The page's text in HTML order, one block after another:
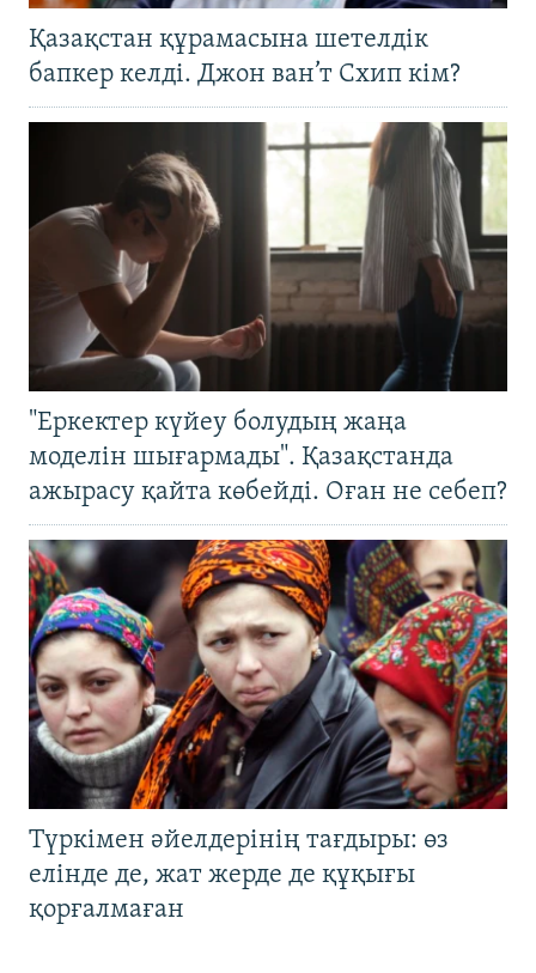
Қазақстан құрамасына шетелдік
бапкер келді. Джон ван’т Схип кім?
"Еркектер күйеу болудың жаңа
моделін шығармады". Қазақстанда
ажырасу қайта көбейді. Оған не себеп?
Түркімен әйелдерінің тағдыры: өз
елінде де, жат жерде де құқығы
қорғалмаған